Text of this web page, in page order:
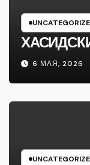
6 МАЯ, 2026